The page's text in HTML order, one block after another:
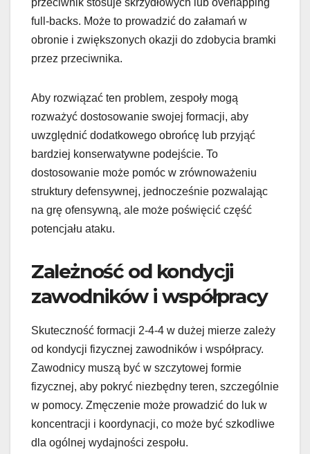
full-backs. Może to prowadzić do załamań w
obronie i zwiększonych okazji do zdobycia bramki
przez przeciwnika.
Aby rozwiązać ten problem, zespoły mogą
rozważyć dostosowanie swojej formacji, aby
uwzględnić dodatkowego obrońcę lub przyjąć
bardziej konserwatywne podejście. To
dostosowanie może pomóc w zrównoważeniu
struktury defensywnej, jednocześnie pozwalając
na grę ofensywną, ale może poświęcić część
potencjału ataku.
Zależność od kondycji
zawodników i współpracy
Skuteczność formacji 2-4-4 w dużej mierze zależy
od kondycji fizycznej zawodników i współpracy.
Zawodnicy muszą być w szczytowej formie
fizycznej, aby pokryć niezbędny teren, szczególnie
w pomocy. Zmęczenie może prowadzić do luk w
koncentracji i koordynacji, co może być szkodliwe
dla ogólnej wydajności zespołu.